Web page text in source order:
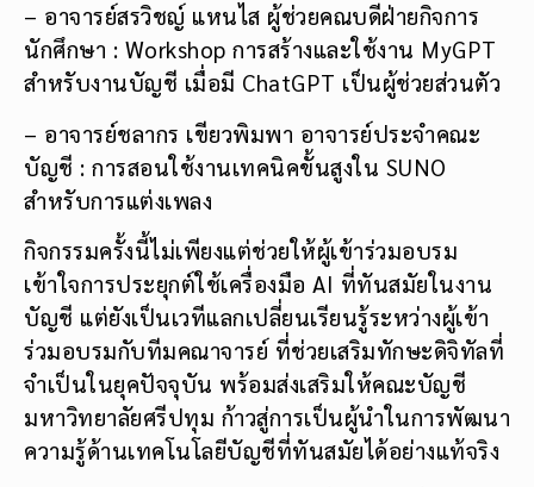
– อาจารย์สรวิชญ์ แหนไส ผู้ช่วยคณบดีฝ่ายกิจการ
นักศึกษา : Workshop การสร้างและใช้งาน MyGPT
สำหรับงานบัญชี เมื่อมี ChatGPT เป็นผู้ช่วยส่วนตัว
– อาจารย์ชลากร เขียวพิมพา อาจารย์ประจำคณะ
บัญชี : การสอนใช้งานเทคนิคขั้นสูงใน SUNO
สำหรับการแต่งเพลง
กิจกรรมครั้งนี้ไม่เพียงแต่ช่วยให้ผู้เข้าร่วมอบรม
เข้าใจการประยุกต์ใช้เครื่องมือ AI ที่ทันสมัยในงาน
บัญชี แต่ยังเป็นเวทีแลกเปลี่ยนเรียนรู้ระหว่างผู้เข้า
ร่วมอบรมกับทีมคณาจารย์ ที่ช่วยเสริมทักษะดิจิทัลที่
จำเป็นในยุคปัจจุบัน พร้อมส่งเสริมให้คณะบัญชี
มหาวิทยาลัยศรีปทุม ก้าวสู่การเป็นผู้นำในการพัฒนา
ความรู้ด้านเทคโนโลยีบัญชีที่ทันสมัยได้อย่างแท้จริง